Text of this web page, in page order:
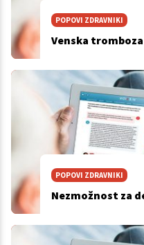
POPOVI ZDRAVNIKI
Venska
POPOVI ZDRAVNIKI
Nezmožnost za